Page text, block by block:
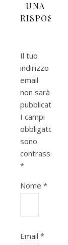
UNA
RISPOSTA
Il tuo
indirizzo
email
non sarà
pubblicato.
I campi
obbligatori
sono
contrassegnati
*
Nome *
Email *